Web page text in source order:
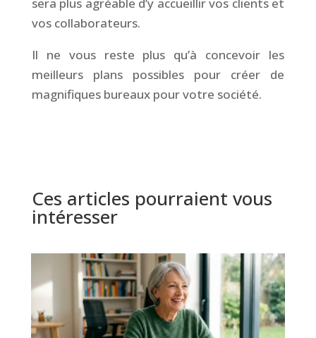
vos collaborateurs.
Il ne vous reste plus qu’à concevoir les
meilleurs plans possibles pour créer de
magnifiques bureaux pour votre société.
Ces articles pourraient vous
intéresser